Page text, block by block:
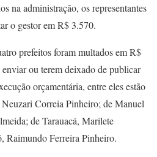
na administração, os representantes
o gestor em R$ 3.570.
prefeitos foram multados em R$
ou terem deixado de publicar
orçamentária, entre eles estão
Correia Pinheiro; de Manuel
de Tarauacá, Marilete
Raimundo Ferreira Pinheiro.